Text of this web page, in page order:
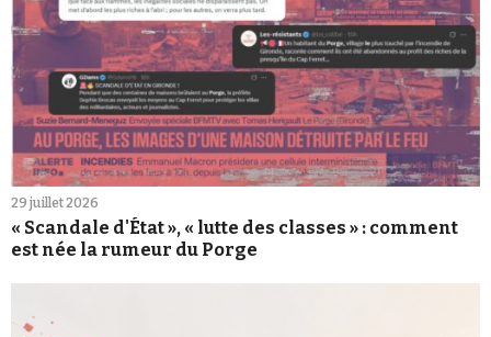
29 juillet 2026
« Scandale d'État », « lutte des classes » : comment
est née la rumeur du Porge